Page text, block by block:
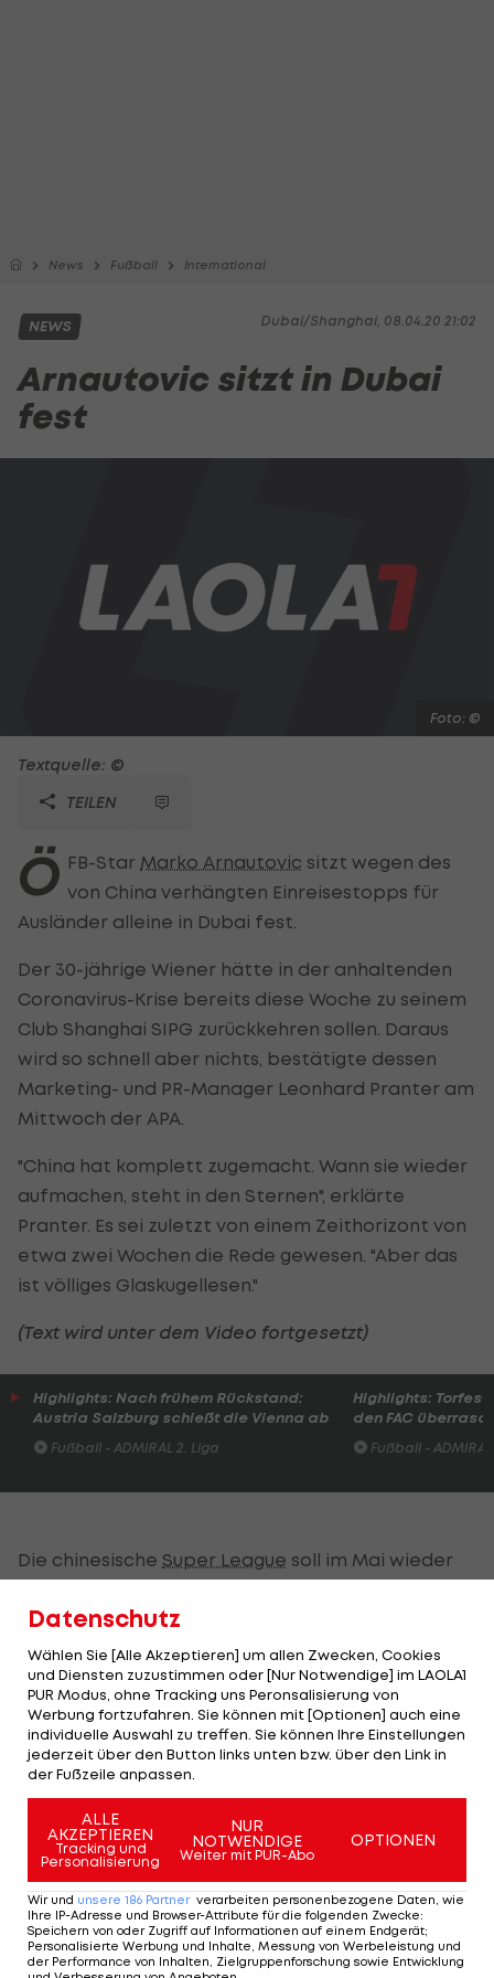
News Fußball International
Dubai/Shanghai, 08.04.20 21:02
NEWS
Arnautovic sitzt in Dubai
fest
Foto: ©
Textquelle: ©
TEILEN
Ö FB-Star Marko Arnautovic sitzt wegen des
von China verhängten Einreisestopps für
Ausländer alleine in Dubai fest.
Der 30-jährige Wiener hätte in der anhaltenden
Coronavirus-Krise bereits diese Woche zu seinem
Club Shanghai SIPG zurückkehren sollen. Daraus
wird so schnell aber nichts, bestätigte dessen
Marketing- und PR-Manager Leonhard Pranter am
Mittwoch der APA.
"China hat komplett zugemacht. Wann sie wieder
aufmachen, steht in den Sternen", erklärte
Pranter. Es sei zuletzt von einem Zeithorizont von
etwa zwei Wochen die Rede gewesen. "Aber das
ist völliges Glaskugellesen."
(Text wird unter dem Video fortgesetzt)
Highlights: Nach frühem Rückstand:
Austria Salzburg schießt die Vienna ab
Fußball - ADMIRAL 2. Liga
Highlights:
den FAC
Fußball -
Die chinesische Super League soll im Mai wieder
Medienberichten ist aber fast die Hälfte der
ausländischen Spieler noch nicht wieder im Land.
"In der ganzen Liga fehlen Legionäre", sagte
Pranter. "Ob sie ohne die spielen, ist die Frage."
Die Mannschaft von Shanghai SIPG hatte schon
die akute Verbreitungsphase von SARS-CoV-2 in
China, wo das Virus seinen Ursprung genommen
hatte, in Dubai verbracht. Die Spieler erhielten
danach im März die Erlaubnis, zu ihren Familien zu
reisen. Arnautovic besuchte seine Frau und seine
beiden Töchter inDeutschland , wurde von seinem
Club aber wenige Tage später in die Emirate
Datenschutz
Wählen Sie [Alle Akzeptieren] um allen Zwecken, Cookies
und Diensten zuzustimmen oder [Nur Notwendige] im LAOLA1
PUR Modus, ohne Tracking uns Peronsalisierung von
Werbung fortzufahren. Sie können mit [Optionen] auch eine
individuelle Auswahl zu treffen. Sie können Ihre Einstellungen
jederzeit über den Button links unten bzw. über den Link in
der Fußzeile anpassen.
ALLE
AKZEPTIEREN
Tracking und
Personalisierung
NUR
NOTWENDIGE
Weiter mit PUR-Abo
OPTIONEN
Wir und unsere 186 Partner verarbeiten personenbezogene Daten, wie
Ihre IP-Adresse und Browser-Attribute für die folgenden Zwecke:
Speichern von oder Zugriff auf Informationen auf einem Endgerät;
Personalisierte Werbung und Inhalte, Messung von Werbeleistung und
der Performance von Inhalten, Zielgruppenforschung sowie Entwicklung